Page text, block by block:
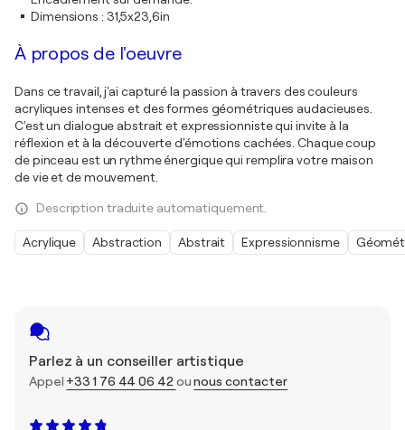
Parlez à un conseiller artistique
Appel +33 1 76 44 06 42 ounous contacter
Dimensions : 31,5x23,6in
À propos de l'oeuvre
Dans ce travail, j'ai capturé la passion à travers des couleurs
acryliques intenses et des formes géométriques audacieuses.
C'est un dialogue abstrait et expressionniste qui invite à la
réflexion et à la découverte d'émotions cachées. Chaque coup
de pinceau est un rythme énergique qui remplira votre maison
de vie et de mouvement.
Description traduite automatiquement.
Acrylique Abstraction Abstrait Expressionnisme